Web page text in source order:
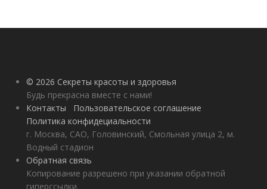
© 2026 Секреты красоты и здоровья
Будь прекрасна вместе с нами!
Контакты
Пользовательское соглашение
Политика конфидециальности
г. Москва, САО, Головинский, Смольная улица 2, м.
Водный стадион
Обратная связь
Копирование разрешено при указании обратной
гиперссылки.